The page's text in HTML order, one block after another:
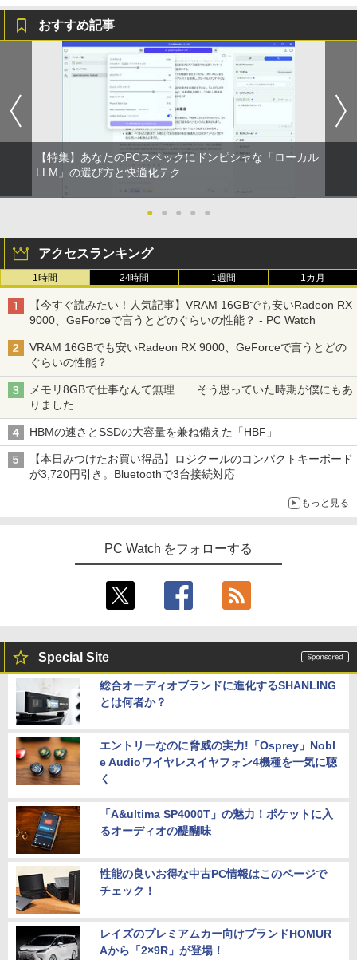
Anker Soundcore P31i ピンク
￥5,990
Anker Soundcore Liberty 5 ディープブルー
【2026年アップグレード版】AOKIMI ワイヤ
レスイヤホン bluetooth イヤホン V12 小型
軽量 ブルートゥースHi-Fi 最大36時間再生 ぶ
るーとゅーす コードレス ENCノイズキャン
セリング 自動ペアリング Type-C充電 マイク
付き 防水 タッチ式音量調整 スポーツ/通勤/通
￥1,964
Xiaomi シャオミ REDMI Buds 8 Lite ワイヤ
レスイヤホン Bluetooth 5.4 ノイズキャンセ
リング ANC 36時間再生
[Explicit]
￥250
見知らぬ糸
￥250
On My Road (Stadium ver.)
On My Road (Stadium ver.)
【Amazon.co.jp限定】 い・ろ・は・す 2L P
ET ラベルレス ×8本
￥1,112
by Amazon 天然水ラベルレス 2L×9本
￥1,117
by Amazon 炭酸水 ラベルレス 500ml ×24本
強炭酸水 ペットボトル 500ミリリットル (Sm
art Basic)
￥1,625
【Amazon.co.jp限定】 伊藤園 磨かれて、澄
] [ 水 ] [ ペットボトル ] [ 箱買い ] [ ストック
] [ 水分補給 ]
￥998
エース)
￥832
ONE PIECE モノクロ版 115 (ジャンプコミッ
クスDIGITAL)
￥594
HUNTER×HUNTER モノクロ版 39 (ジャンプ
コミックスDIGITAL)
￥572
スーパーの裏でヤニ吸うふたり 9巻 (デジタル
版ビッグガンガンコミックス)
￥810
薬局ですぐに役立つ薬の比較と使い分け1
00 改訂版 [ 児島 悠史 ]
￥4,400
完全講義 民事裁判実務〔基礎編〕 ※
門編］〔第2 [ 大島眞一 ]
3
来世ではちゃんとします 16 【電子書
籍】[ いつまちゃん ]
￥1,045
4
ちいかわ なんか小さくてかわいいやつ
￥1,100
【中古】青のオーケストラ コミック 1-1
￥4,648
おすすめ記事
【特集】あなたのPCスペックにドンピシャな「ローカル
LLM」の選び方と快適化テク
● ● ● ● ●
アクセスランキング
1時間 24時間 1週間 1カ月
【今すぐ読みたい！人気記事】VRAM 16GBでも安いRadeon RX
9000、GeForceで言うとどのぐらいの性能？ - PC Watch
VRAM 16GBでも安いRadeon RX 9000、GeForceで言うとどの
ぐらいの性能？
メモリ8GBで仕事なんて無理……そう思っていた時期が僕にもあ
りました
HBMの速さとSSDの大容量を兼ね備えた「HBF」
【本日みつけたお買い得品】ロジクールのコンパクトキーボード
が3,720円引き。Bluetoothで3台接続対応
もっと見る
PC Watch をフォローする
Special Site
総合オーディオブランドに進化するSHANLING
とは何者か？
エントリーなのに脅威の実力!「Osprey」Nobl
e Audioワイヤレスイヤフォン4機種を一気に聴
く
「A&ultima SP4000T」の魅力！ポケットに入
るオーディオの醍醐味
性能の良いお得な中古PC情報はこのページで
チェック！
レイズのプレミアムカー向けブランドHOMUR
Aから「2×9R」が登場！